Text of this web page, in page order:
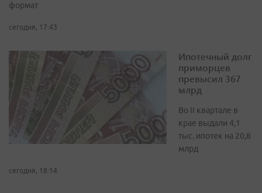
формат
сегодня, 17:43
Ипотечный долг
приморцев
превысил 367
млрд
Во II квартале в
крае выдали 4,1
тыс. ипотек на 20,8
млрд
сегодня, 18:14